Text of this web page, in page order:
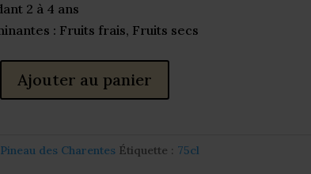
2 à 4 ans
: Fruits frais, Fruits secs
Ajouter au panier
Pineau des Charentes Étiquette : 75cl